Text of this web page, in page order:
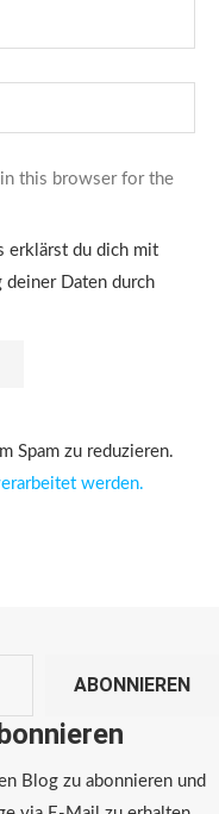
in this browser for the
erklärst du dich mit
deiner Daten durch
Spam zu reduzieren.
werden.
ABONNIEREN
Blog zu abonnieren und